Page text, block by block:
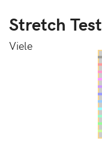
Stretch Test
Viele